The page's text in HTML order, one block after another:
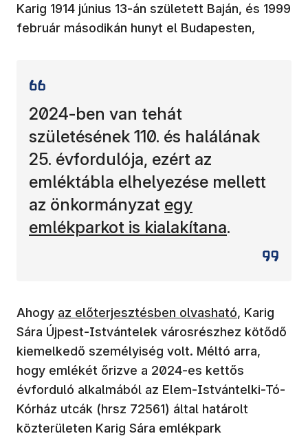
Karig 1914 június 13-án született Baján, és 1999
február másodikán hunyt el Budapesten,
2024-ben van tehát
születésének 110. és halálának
25. évfordulója, ezért az
emléktábla elhelyezése mellett
az önkormányzat (új ablakban nyílik
egy
emlékparkot is kialakítana.
Ahogy (új ablakban nyílik meg)
az előterjesztésben olvasható, Karig
Sára Újpest-Istvántelek városrészhez kötődő
kiemelkedő személyiség volt. Méltó arra,
hogy emlékét őrizve a 2024-es kettős
évforduló alkalmából az Elem-Istvántelki-Tó-
Kórház utcák (hrsz 72561) által határolt
közterületen Karig Sára emlékpark